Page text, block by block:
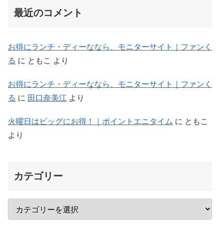
最近のコメント
お得にランチ・ディーななら、モニターサイト｜ファンく
る に ともこ より
お得にランチ・ディーななら、モニターサイト｜ファンく
る に 田口奈美江 より
火曜日はビッグにお得！｜ポイントエニタイム に ともこ
より
カテゴリー